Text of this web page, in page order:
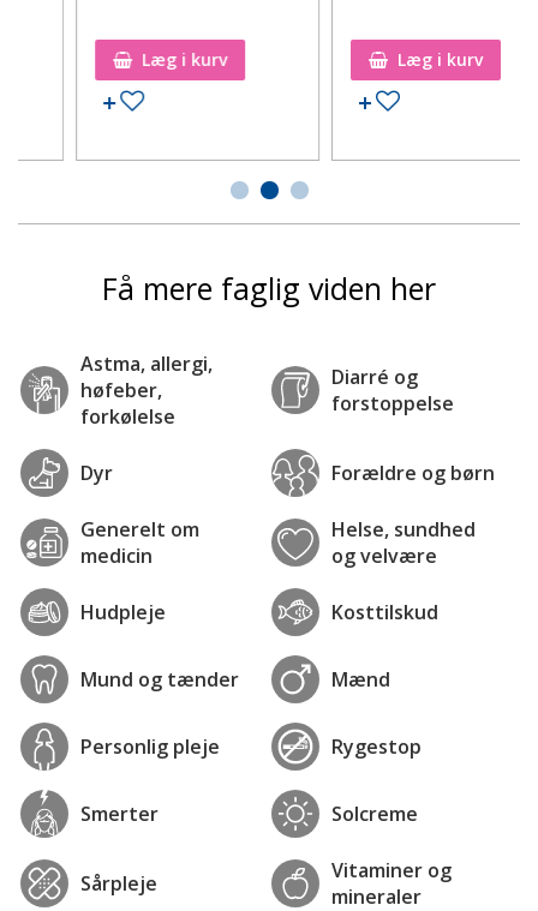
Læg i kurv
Tilføj til ønskeseddel
Læg i kurv
Tilføj til ønskeseddel
Få mere faglig viden her
Astma, allergi,
høfeber,
forkølelse
Diarré og
forstoppelse
Dyr Forældre og børn
Generelt om
medicin
Helse, sundhed
og velvære
Hudpleje Kosttilskud
Mund og tænder Mænd
Personlig pleje Rygestop
Smerter Solcreme
Sårpleje
Vitaminer og
mineraler